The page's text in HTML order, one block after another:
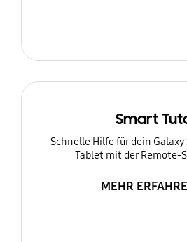
Smart
Schnelle Hilfe für dein
Tablet mit der Remote-
MEHR